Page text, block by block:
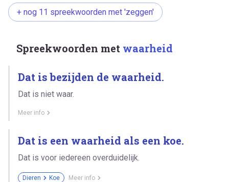
+ nog 11 spreekwoorden met 'zeggen'
Spreekwoorden met waarheid
Dat is bezijden de waarheid.
Dat is niet waar.
Meer info
Dat is een waarheid als een koe.
Dat is voor iedereen overduidelijk.
Dieren Koe Meer info